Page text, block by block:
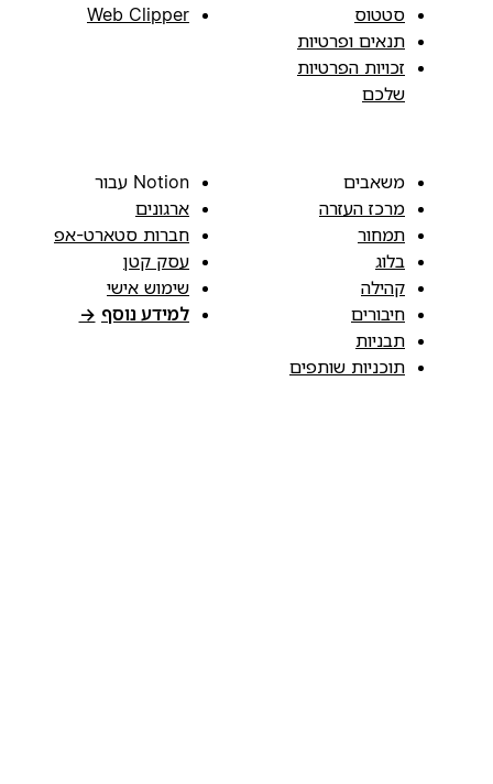
סטטוס
תנאים ופרטיות
זכויות הפרטיות
שלכם
Web Clipper
משאבים
מרכז העזרה
תמחור
בלוג
קהילה
חיבורים
תבניות
תוכניות שותפים
Notion עבור
ארגונים
חברות סטארט-אפ
עסק קטן
שימוש אישי
למידע נוסף →